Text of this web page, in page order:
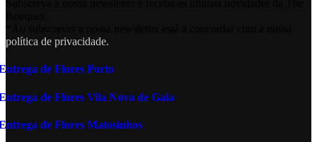
política de privacidade.
de Flores Porto
de Flores Vila Nova de Gaia
de Flores Matosinhos